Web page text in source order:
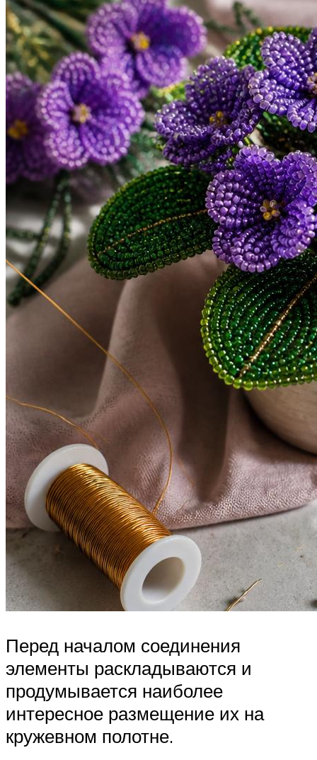
Перед началом соединения
элементы раскладываются и
продумывается наиболее
интересное размещение их на
кружевном полотне.